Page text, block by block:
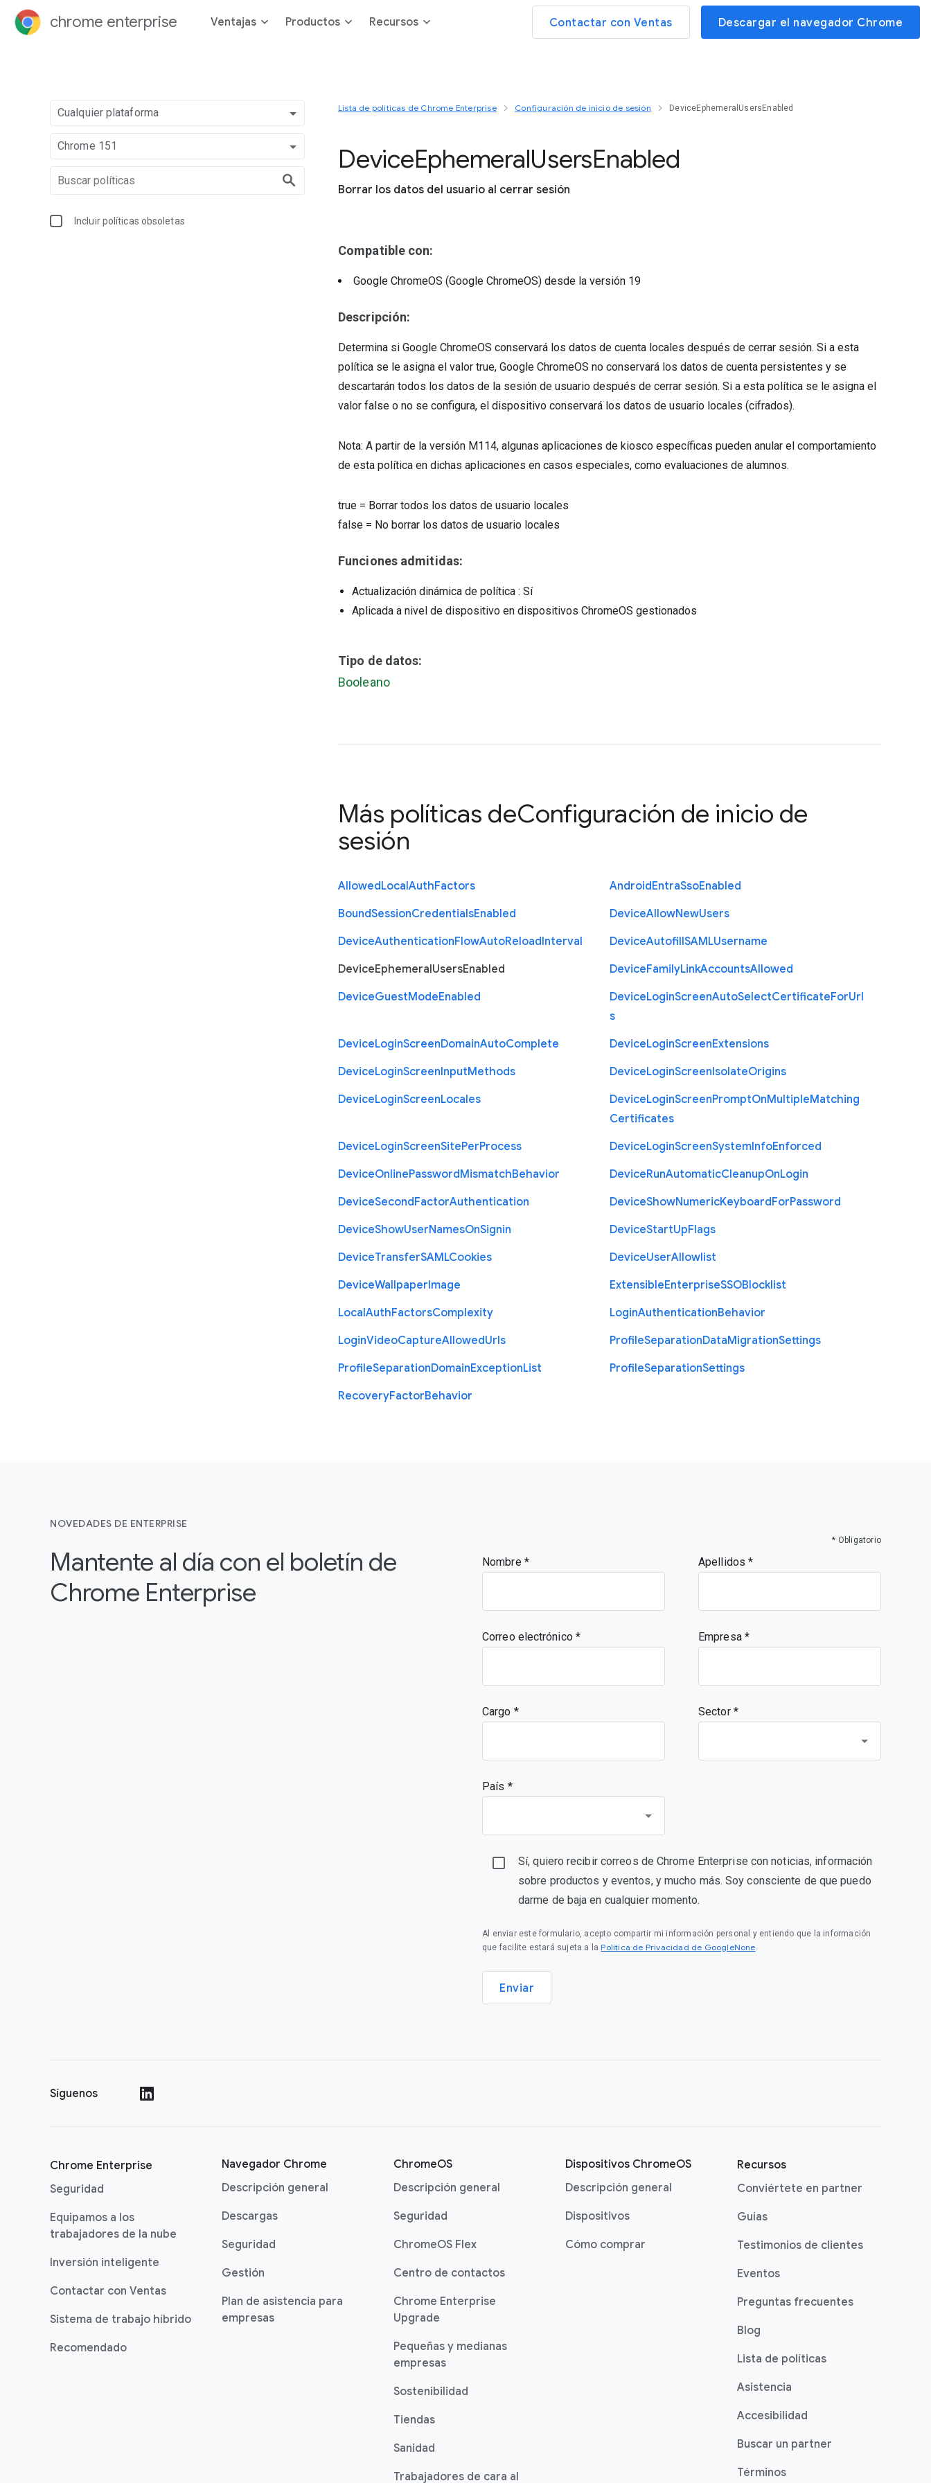
chrome enterprise Ventajas Productos Recursos Contactar con Ventas Descargar el navegador Chrome
Cualquier plataforma
Chrome 151
Incluir políticas obsoletas
Lista de políticas de Chrome Enterprise Configuración de inicio de sesión DeviceEphemeralUsersEnabled
DeviceEphemeralUsersEnabled
Borrar los datos del usuario al cerrar sesión
Compatible con:
Google ChromeOS (Google ChromeOS) desde la versión 19
Descripción:
Determina si Google ChromeOS conservará los datos de cuenta locales después de cerrar sesión. Si a esta
política se le asigna el valor true, Google ChromeOS no conservará los datos de cuenta persistentes y se
descartarán todos los datos de la sesión de usuario después de cerrar sesión. Si a esta política se le asigna el
valor false o no se configura, el dispositivo conservará los datos de usuario locales (cifrados).
Nota: A partir de la versión M114, algunas aplicaciones de kiosco específicas pueden anular el comportamiento
de esta política en dichas aplicaciones en casos especiales, como evaluaciones de alumnos.
true = Borrar todos los datos de usuario locales
false = No borrar los datos de usuario locales
Funciones admitidas:
Actualización dinámica de política : Sí
Aplicada a nivel de dispositivo en dispositivos ChromeOS gestionados
Tipo de datos:
Booleano
Más políticas deConfiguración de inicio de
sesión
AllowedLocalAuthFactors AndroidEntraSsoEnabled
BoundSessionCredentialsEnabled DeviceAllowNewUsers
DeviceAuthenticationFlowAutoReloadInterval DeviceAutofillSAMLUsername
DeviceEphemeralUsersEnabled DeviceFamilyLinkAccountsAllowed
DeviceGuestModeEnabled DeviceLoginScreenAutoSelectCertificateForUrl
s
DeviceLoginScreenDomainAutoComplete DeviceLoginScreenExtensions
DeviceLoginScreenInputMethods DeviceLoginScreenIsolateOrigins
DeviceLoginScreenLocales DeviceLoginScreenPromptOnMultipleMatching
Certificates
DeviceLoginScreenSitePerProcess DeviceLoginScreenSystemInfoEnforced
DeviceOnlinePasswordMismatchBehavior DeviceRunAutomaticCleanupOnLogin
DeviceSecondFactorAuthentication DeviceShowNumericKeyboardForPassword
DeviceShowUserNamesOnSignin DeviceStartUpFlags
DeviceTransferSAMLCookies DeviceUserAllowlist
DeviceWallpaperImage ExtensibleEnterpriseSSOBlocklist
LocalAuthFactorsComplexity LoginAuthenticationBehavior
LoginVideoCaptureAllowedUrls ProfileSeparationDataMigrationSettings
ProfileSeparationDomainExceptionList ProfileSeparationSettings
RecoveryFactorBehavior
NOVEDADES DE ENTERPRISE
Mantente al día con el boletín de
Chrome Enterprise
* Obligatorio
Nombre Apellidos
Correo electrónico Empresa
Cargo Sector *
País *
Sí, quiero recibir correos de Chrome Enterprise con noticias, información
sobre productos y eventos, y mucho más. Soy consciente de que puedo
darme de baja en cualquier momento.
Al enviar este formulario, acepto compartir mi información personal y entiendo que la información
que facilite estará sujeta a la Política de Privacidad de GoogleNone.
Enviar
Síguenos
Chrome Enterprise
Seguridad
Equipamos a los
trabajadores de la nube
Inversión inteligente
Contactar con Ventas
Sistema de trabajo híbrido
Recomendado
Navegador Chrome
Descripción general
Descargas
Seguridad
Gestión
Plan de asistencia para
empresas
ChromeOS
Descripción general
Seguridad
ChromeOS Flex
Centro de contactos
Chrome Enterprise
Upgrade
Pequeñas y medianas
empresas
Sostenibilidad
Tiendas
Sanidad
Trabajadores de cara al
Dispositivos ChromeOS
Descripción general
Dispositivos
Cómo comprar
Recursos
Conviértete en partner
Guías
Testimonios de clientes
Eventos
Preguntas frecuentes
Blog
Lista de políticas
Asistencia
Accesibilidad
Buscar un partner
Términos